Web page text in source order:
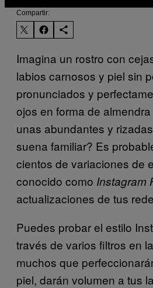
Compartir:
Imagina un rostro con
labios carnosos y piel sin
pronunciados y
ojos en forma de
unas abundantes y
suena familiar? Es
cientos de variaciones de
conocido como Instagram
actualizaciones de tus
Puedes probar el estilo
través de varios filtros en
muchos que
piel, darán volumen a tus